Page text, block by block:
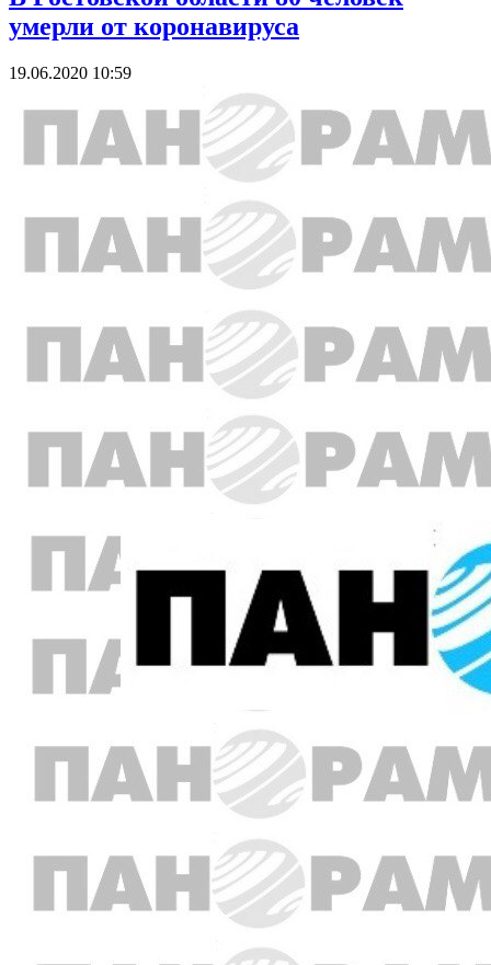
умерли от коронавируса
19.06.2020 10:59